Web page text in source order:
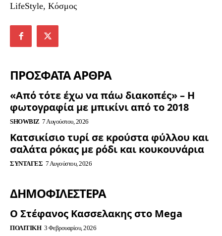
LifeStyle, Κόσμος
ΠΡΟΣΦΑΤΑ ΑΡΘΡΑ
«Από τότε έχω να πάω διακοπές» – Η
φωτογραφία με μπικίνι από το 2018
SHOWBIZ 7 Αυγούστου, 2026
Κατσικίσιο τυρί σε κρούστα φύλλου και
σαλάτα ρόκας με ρόδι και κουκουνάρια
ΣΥΝΤΑΓΈΣ 7 Αυγούστου, 2026
ΔΗΜΟΦΙΛΈΣΤΕΡΑ
Ο Στέφανος Κασσελακης στο Mega
ΠΟΛΙΤΙΚΉ 3 Φεβρουαρίου, 2026